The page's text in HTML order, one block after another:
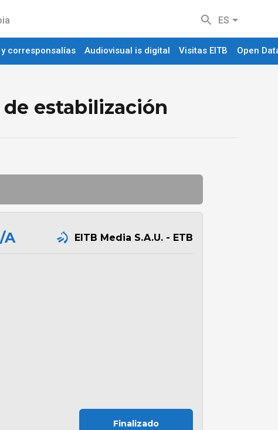
ES
y corresponsalías Audiovisual is digital Visitas EITB Open
estabilización
A EITB Media S.A.U. - ETB
Finalizado